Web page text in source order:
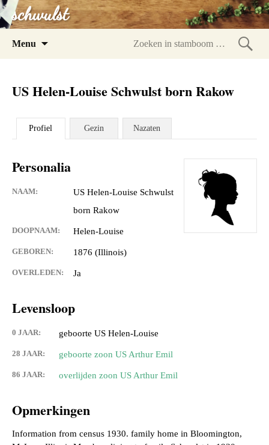
schwulst
Menu
US Helen-Louise Schwulst born Rakow
Profiel Gezin Nazaten
Personalia
NAAM:
US Helen-Louise Schwulst
born Rakow
DOOPNAAM: Helen-Louise
GEBOREN: 1876 (Illinois)
OVERLEDEN: Ja
Levensloop
0 JAAR: geboorte US Helen-Louise
28 JAAR: geboorte zoon US Arthur Emil
86 JAAR: overlijden zoon US Arthur Emil
Opmerkingen
Information from census 1930. family home in Bloomington,